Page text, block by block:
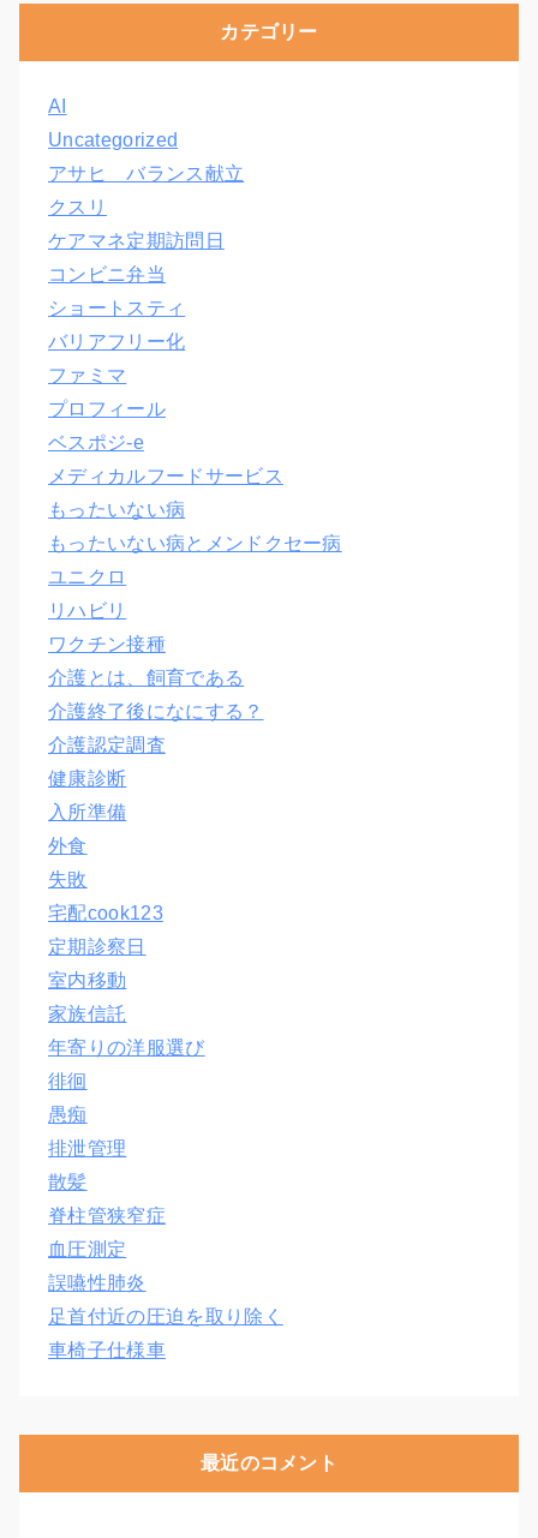
カテゴリー
AI
Uncategorized
アサヒ バランス献立
クスリ
ケアマネ定期訪問日
コンビニ弁当
ショートスティ
バリアフリー化
ファミマ
プロフィール
ベスポジ-e
メディカルフードサービス
もったいない病
もったいない病とメンドクセー病
ユニクロ
リハビリ
ワクチン接種
介護とは、飼育である
介護終了後になにする？
介護認定調査
健康診断
入所準備
外食
失敗
宅配cook123
定期診察日
室内移動
家族信託
年寄りの洋服選び
徘徊
愚痴
排泄管理
散髪
脊柱管狭窄症
血圧測定
誤嚥性肺炎
足首付近の圧迫を取り除く
車椅子仕様車
最近のコメント